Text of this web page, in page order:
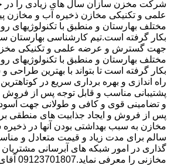
شرکت مخزن سازان سال های زیادی را
علمی و تکنیکی مخازن ذخیره آب و مخازن
مختلف بهارستان و منطبق با تکنولوژیهای
بکار گرفته است.تیم کارشناسی بهارستان
جهت گسترش و عرضه علمی و تکنیکی
مختلف بهارستان و منطبق با تکنولوژیهای
بکار گرفته است تا بتواند با بهترین
راه اندازی و بهره برداری سریع در
پشتیبانی مناسب و قابل توجه پس از
و تضامینی قوی و کافی و طولانی جهت
پس از فروش و ایجاد جذابیت های منطقی
مخازن به سبب بهداشتی بودن آنها در
سالم برای مدت زیاد و قیمت متعادل و
گذاری در امور شبکه های آبرسانی مشتریان
مخازنی را معرفی نماید.09123701807 آقای سلیمان مجردی